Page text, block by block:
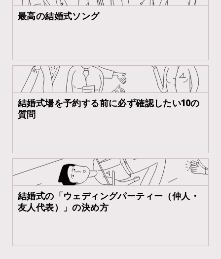
最高の結婚式ソング
結婚式場を予約する前に必ず確認したい10の
質問
結婚式の「ウェディングパーティー（仲人・
友人代表）」の決め方